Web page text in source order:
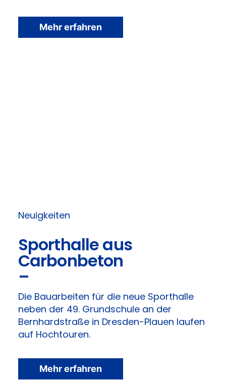
Mehr erfahren
Neuigkeiten
Sporthalle aus
Carbonbeton
–
Die Bauarbeiten für die neue Sporthalle
neben der 49. Grundschule an der
Bernhardstraße in Dresden-Plauen laufen
auf Hochtouren.
Mehr erfahren